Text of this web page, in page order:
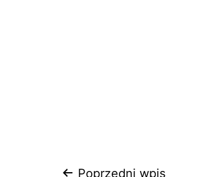
Poprzedni wpis